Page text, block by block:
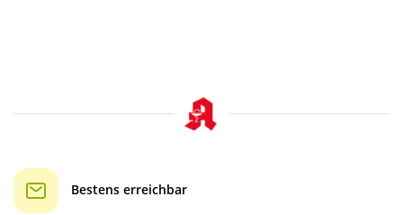
Bestens erreichbar